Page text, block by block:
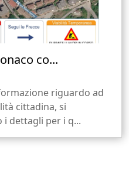
co...
riguardo ad
cittadina, si
dettagli per i q...